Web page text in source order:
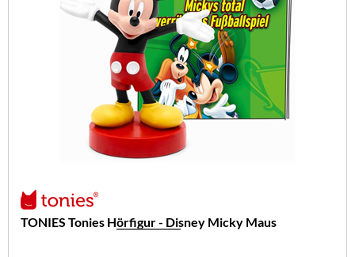
TONIES Tonies Hörfigur - Disney Micky Maus